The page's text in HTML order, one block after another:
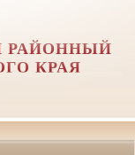
РАЙОННЫЙ
КРАЯ